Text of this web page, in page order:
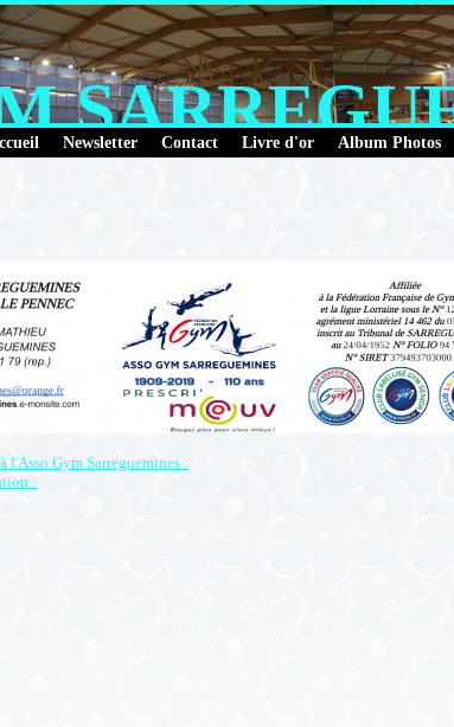
Newsletter Contact Livre d'or Album Photos
l'Asso Gym Sarreguemines :
: